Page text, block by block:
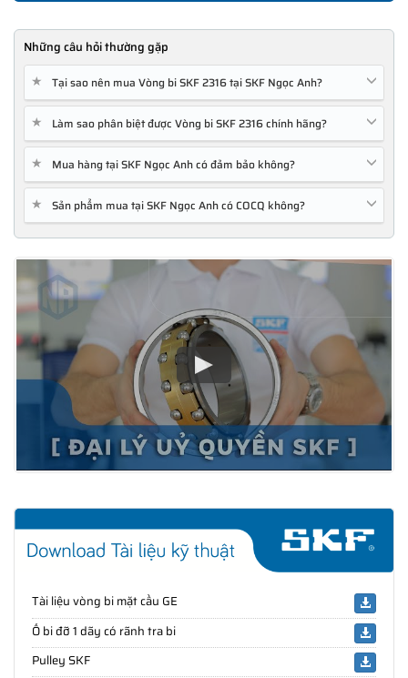
Những câu hỏi thường gặp
★ Tại sao nên mua Vòng bi SKF 2316 tại SKF Ngọc Anh?
★ Làm sao phân biệt được Vòng bi SKF 2316 chính hãng?
★ Mua hàng tại SKF Ngọc Anh có đảm bảo không?
★ Sản phẩm mua tại SKF Ngọc Anh có COCQ không?
Tài liệu vòng bi mặt cầu GE
Ổ bi đỡ 1 dãy có rãnh tra bi
Pulley SKF